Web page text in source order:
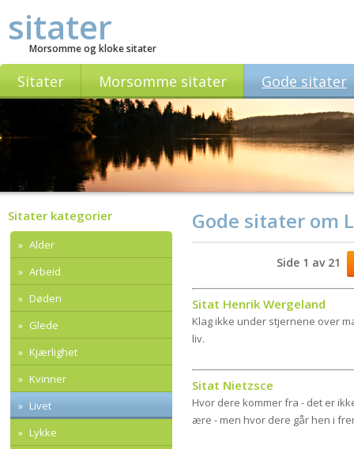
sitater
Morsomme og kloke sitater
Sitater Morsomme sitater Gode sitater
Sitater kategorier
Alder
Arbeid
Døden
Glede
Kjærlighet
Kvinner
Livet
Lykke
Gode sitater om
Side 1 av 21
Sitat Henrik Wergeland
Klag ikke under stjernene over
liv.
Sitat Nietzsce
Hvor dere kommer fra - det er
ære - men hvor dere går hen i